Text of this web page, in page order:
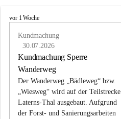
L
vor 1 Woche
Kundmachung
30.07.2026
Kundmachung Sperre
Wanderweg
Der Wanderweg „Bädleweg“ bzw.
„Wiesweg“ wird auf der Teilstrecke
Laterns-Thal ausgebaut. Aufgrund
der Forst- und Sanierungsarbeiten